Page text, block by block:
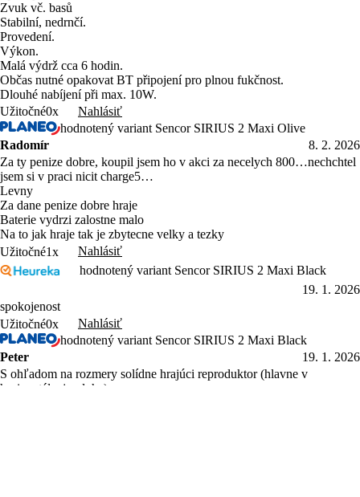
Zvuk vč. basů
Stabilní, nedrnčí.
Provedení.
Výkon.
Malá výdrž cca 6 hodin.
Občas nutné opakovat BT připojení pro plnou fukčnost.
Dlouhé nabíjení při max. 10W.
Užitočné0x
Nahlásiť
hodnotený variant Sencor SIRIUS 2 Maxi Olive
Radomír
8. 2. 2026
Za ty penize dobre, koupil jsem ho v akci za necelych 800…nechchtel
jsem si v praci nicit charge5…
Levny
Za dane penize dobre hraje
Baterie vydrzi zalostne malo
Na to jak hraje tak je zbytecne velky a tezky
Užitočné1x
Nahlásiť
hodnotený variant Sencor SIRIUS 2 Maxi Black
19. 1. 2026
spokojenost
Užitočné0x
Nahlásiť
hodnotený variant Sencor SIRIUS 2 Maxi Black
Peter
19. 1. 2026
S ohľadom na rozmery solídne hrajúci reproduktor (hlavne v
horizontálnej polohe).